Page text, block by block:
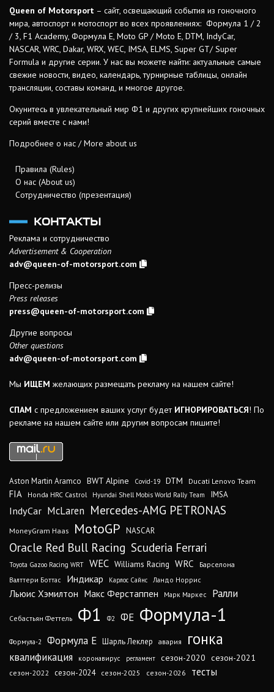
Queen of Motorsport – сайт, освещающий события из гоночного
мира, автоспорт и мотоспорт во всех проявлениях: Формула 1 / 2
/ 3, F1 Academy, Формула Е, Moto GP / Moto E, DTM, IndyCar,
NASCAR, WRC, Dakar, WRX, WEC, IMSA, ELMS, Super GT/ Super
Formula и другие серии. У нас вы можете найти: актуальные самые
свежие новости, видео, календарь, турнирные таблицы, онлайн
трансляции, составы команд, и многое другое.
Окунитесь в увлекательный мир Ф1 и других крупнейших гоночных
серий вместе с нами!
Подробнее о нас / More about us
Правила (Rules)
О нас (About us)
Сотрудничество (презентация)
КОНТАКТЫ
Реклама и сотрудничество
Advertisement & Cooperation
adv@queen-of-motorsport.com
Пресс-релизы
Press releases
press@queen-of-motorsport.com
Другие вопросы
Other questions
adv@queen-of-motorsport.com
Мы ИЩЕМ желающих размещать рекламу на нашем сайте!
СПАМ с предложением ваших услуг будет ИГНОРИРОВАТЬСЯ! По
рекламе на нашем сайте или другим вопросам пишите!
Aston Martin Aramco BWT Alpine Covid-19 DTM Ducati Lenovo Team
FIA Honda HRC Castrol Hyundai Shell Mobis World Rally Team IMSA
IndyCar McLaren Mercedes-AMG PETRONAS
MoneyGram Haas MotoGP NASCAR
Oracle Red Bull Racing Scuderia Ferrari
Toyota Gazoo Racing WRT WEC Williams Racing WRC
Барселона
Валттери Боттас
Индикар Карлос Сайнс Ландо Норрис
Льюис Хэмилтон Макс Ферстаппен Марк Маркес Ралли
Себастьян Феттель Ф1 Ф2 ФЕ Формула-1
Формула-2 Формула Е Шарль Леклер авария гонка
квалификация коронавирус регламент сезон-2020 сезон-2021
сезон-2022 сезон-2024 сезон-2025 сезон-2026 тесты